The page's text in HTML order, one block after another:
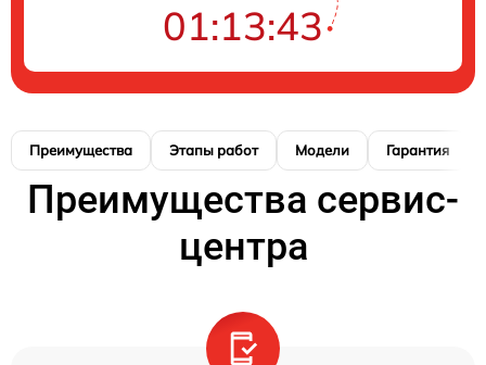
01:13:42
Преимущества Этапы работ Модели Гарантия
Преимущества сервис-
центра